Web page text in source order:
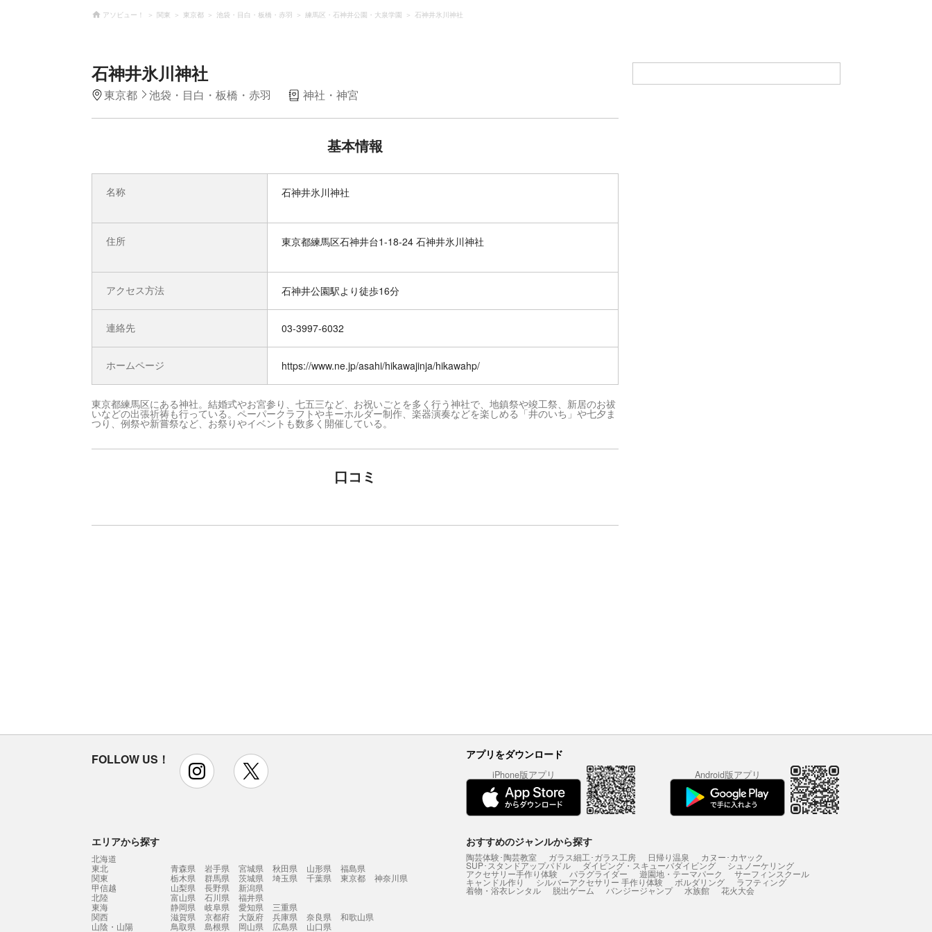
アソビュー！ 関東 東京都 池袋・目白・板橋・赤羽 練馬区・石神井公園・大泉学園 石神井氷川神社
石神井氷川神社
東京都 池袋・目白・板橋・赤羽 神社・神宮
基本情報
名称 石神井氷川神社
住所 東京都練馬区石神井台1-18-24 石神井氷川神社
アクセス方法 石神井公園駅より徒歩16分
連絡先 03-3997-6032
ホームページ https://www.ne.jp/asahi/hikawajinja/hikawahp/
東京都練馬区にある神社。結婚式やお宮参り、七五三など、お祝いごとを多く行う神社で、地鎮祭や竣工祭、新居のお祓
いなどの出張祈祷も行っている。ペーパークラフトやキーホルダー制作、楽器演奏などを楽しめる「井のいち」や七夕ま
つり、例祭や新嘗祭など、お祭りやイベントも数多く開催している。
口コミ
FOLLOW US！ instagram アプリをダウンロード
iPhone版アプリ Android版アプリ
エリアから探す
北海道
東北
青森県 岩手県 宮城県 秋田県 山形県
福島県
関東
栃木県 群馬県 茨城県 埼玉県 千葉県 東京都
神奈川県
甲信越
山梨県 長野県
新潟県
北陸
富山県 石川県
福井県
東海
静岡県 岐阜県 愛知県
三重県
関西
滋賀県 京都府 大阪府 兵庫県 奈良県
和歌山県
山陰・山陽
鳥取県 島根県 岡山県 広島県
山口県
おすすめのジャンルから探す
陶芸体験･陶芸教室 ガラス細工･ガラス工房 日帰り温泉 カヌー･カヤック
SUP･スタンドアップパドル ダイビング・スキューバダイビング シュノーケリング
アクセサリー手作り体験 パラグライダー 遊園地・テーマパーク サーフィンスクール
キャンドル作り シルバーアクセサリー 手作り体験 ボルダリング ラフティング
着物・浴衣レンタル 脱出ゲーム バンジージャンプ 水族館 花火大会